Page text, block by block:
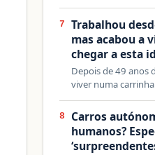
7
Trabalhou
mas acabou a
chegar a esta
Depois de 49 anos
viver numa
8
Carros
humanos?